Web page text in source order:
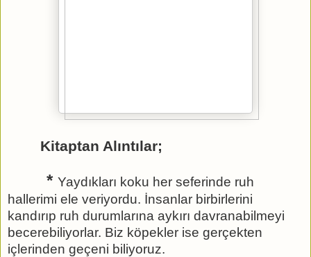
Kitaptan Alıntılar;
* Yaydıkları koku her seferinde ruh
hallerimi ele veriyordu. İnsanlar birbirlerini
kandırıp ruh durumlarına aykırı davranabilmeyi
becerebiliyorlar. Biz köpekler ise gerçekten
içlerinden geçeni biliyoruz.